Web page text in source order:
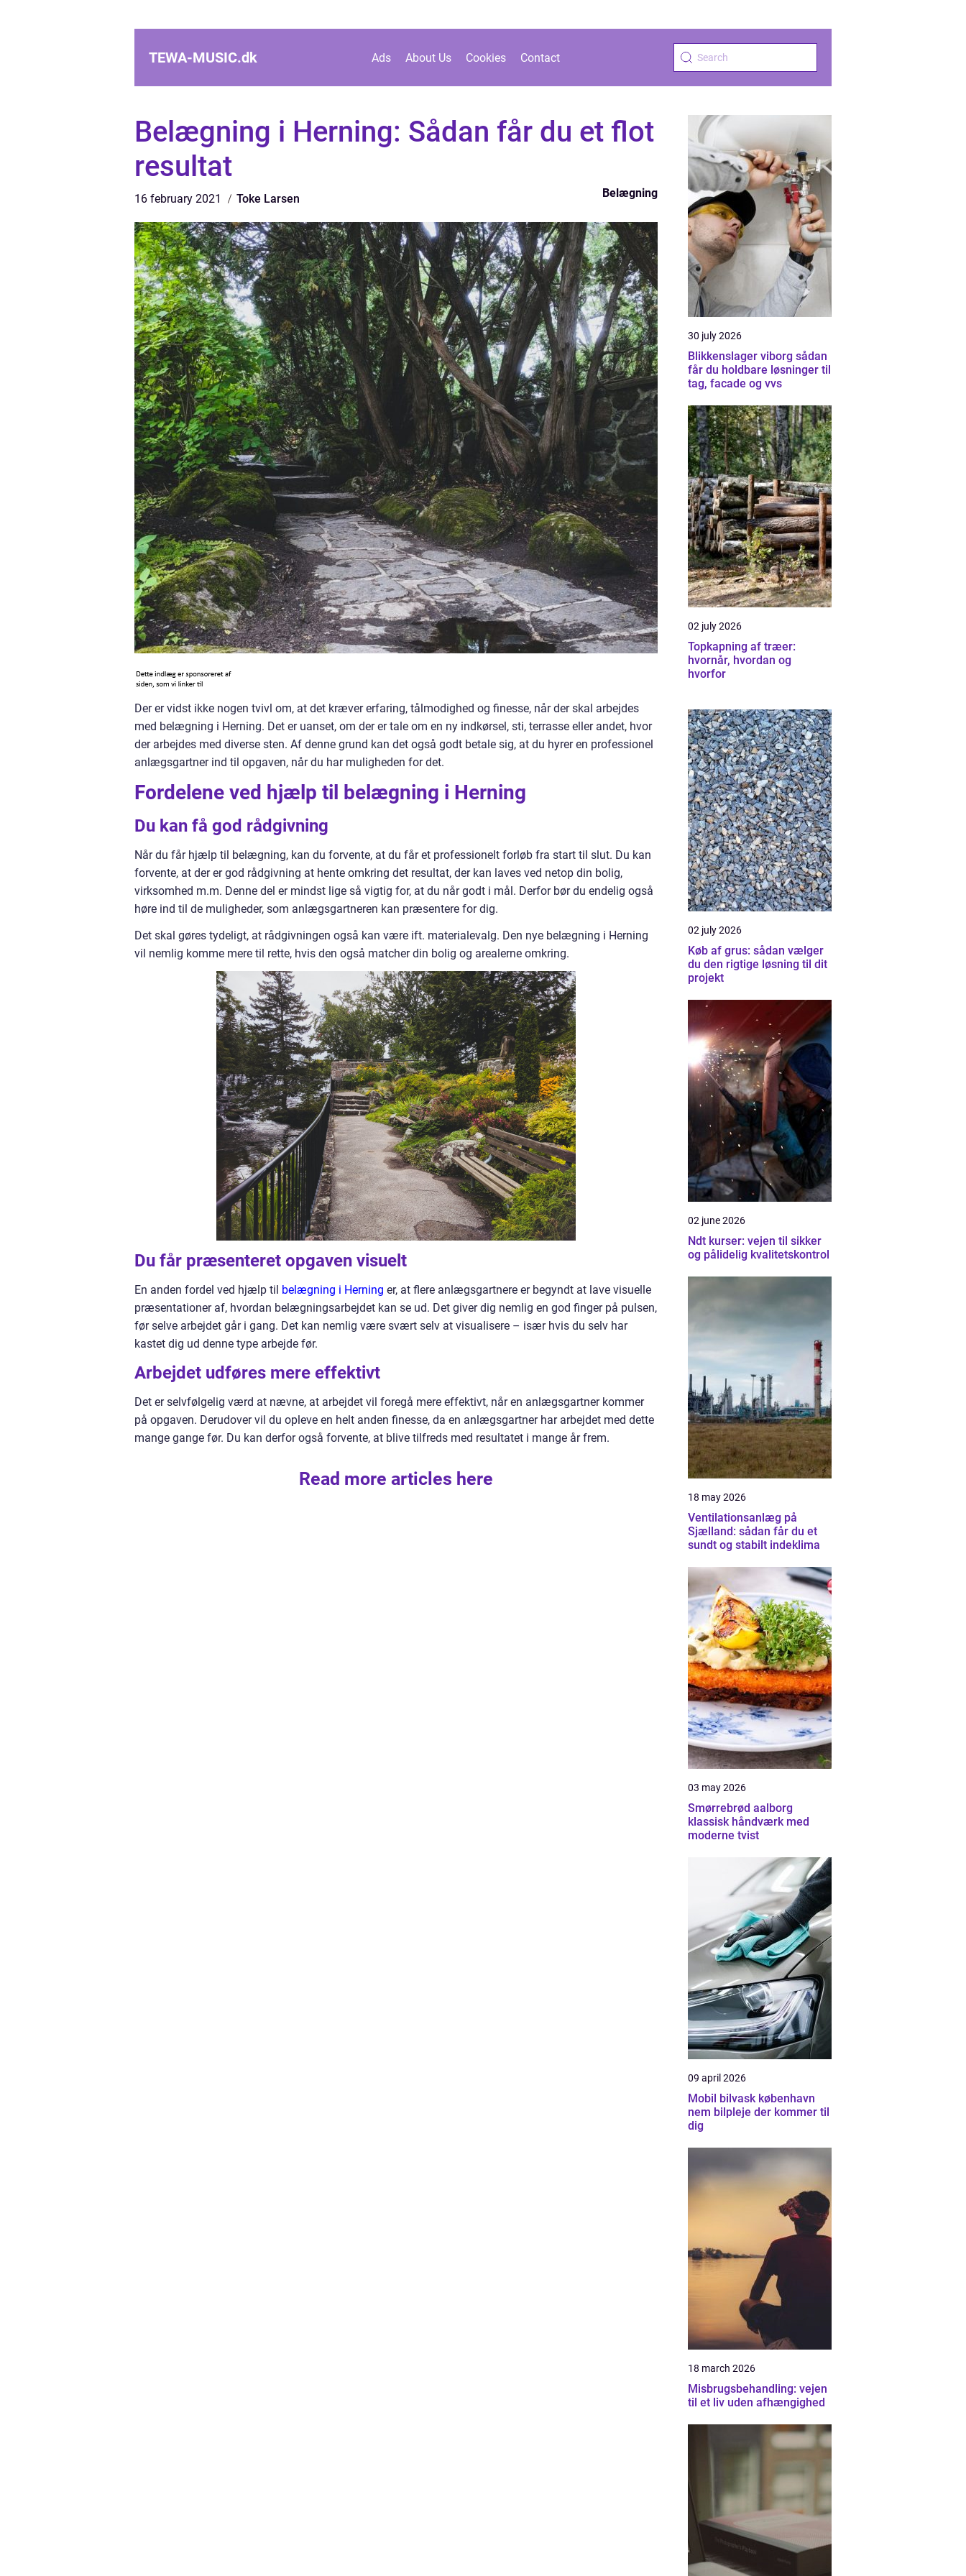
TEWA-MUSIC.dk Ads About Us Cookies Contact
Belægning i Herning: Sådan får du et flot
resultat
16 february 2021 Toke Larsen Belægning
Der er vidst ikke nogen tvivl om, at det kræver erfaring, tålmodighed og finesse, når der skal arbejdes
med belægning i Herning. Det er uanset, om der er tale om en ny indkørsel, sti, terrasse eller andet, hvor
der arbejdes med diverse sten. Af denne grund kan det også godt betale sig, at du hyrer en professionel
anlægsgartner ind til opgaven, når du har muligheden for det.
Fordelene ved hjælp til belægning i Herning
Du kan få god rådgivning
Når du får hjælp til belægning, kan du forvente, at du får et professionelt forløb fra start til slut. Du kan
forvente, at der er god rådgivning at hente omkring det resultat, der kan laves ved netop din bolig,
virksomhed m.m. Denne del er mindst lige så vigtig for, at du når godt i mål. Derfor bør du endelig også
høre ind til de muligheder, som anlægsgartneren kan præsentere for dig.
Det skal gøres tydeligt, at rådgivningen også kan være ift. materialevalg. Den nye belægning i Herning
vil nemlig komme mere til rette, hvis den også matcher din bolig og arealerne omkring.
Du får præsenteret opgaven visuelt
En anden fordel ved hjælp til belægning i Herning er, at flere anlægsgartnere er begyndt at lave visuelle
præsentationer af, hvordan belægningsarbejdet kan se ud. Det giver dig nemlig en god finger på pulsen,
før selve arbejdet går i gang. Det kan nemlig være svært selv at visualisere – især hvis du selv har
kastet dig ud denne type arbejde før.
Arbejdet udføres mere effektivt
Det er selvfølgelig værd at nævne, at arbejdet vil foregå mere effektivt, når en anlægsgartner kommer
på opgaven. Derudover vil du opleve en helt anden finesse, da en anlægsgartner har arbejdet med dette
mange gange før. Du kan derfor også forvente, at blive tilfreds med resultatet i mange år frem.
Read more articles here
30 july 2026
Blikkenslager viborg sådan
får du holdbare løsninger til
tag, facade og vvs
02 july 2026
Topkapning af træer:
hvornår, hvordan og
hvorfor
02 july 2026
Køb af grus: sådan vælger
du den rigtige løsning til dit
projekt
02 june 2026
Ndt kurser: vejen til sikker
og pålidelig kvalitetskontrol
18 may 2026
Ventilationsanlæg på
Sjælland: sådan får du et
sundt og stabilt indeklima
03 may 2026
Smørrebrød aalborg
klassisk håndværk med
moderne tvist
09 april 2026
Mobil bilvask københavn
nem bilpleje der kommer til
dig
18 march 2026
Misbrugsbehandling: vejen
til et liv uden afhængighed